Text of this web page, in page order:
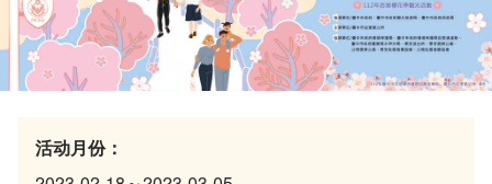
活动月份：